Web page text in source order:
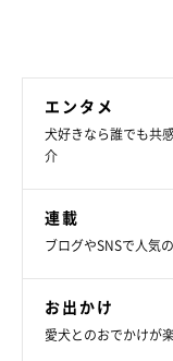
エンタメ
犬好きなら誰でも共
介
連載
ブログやSNSで人気
お出かけ
愛犬とのおでかけが